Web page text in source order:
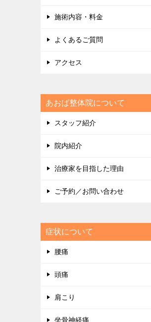
施術内容・料金
よくあるご質問
アクセス
あおば整体院について
スタッフ紹介
院内紹介
治療家を目指した理由
ご予約／お問い合わせ
症状について
腰痛
頭痛
肩こり
坐骨神経痛